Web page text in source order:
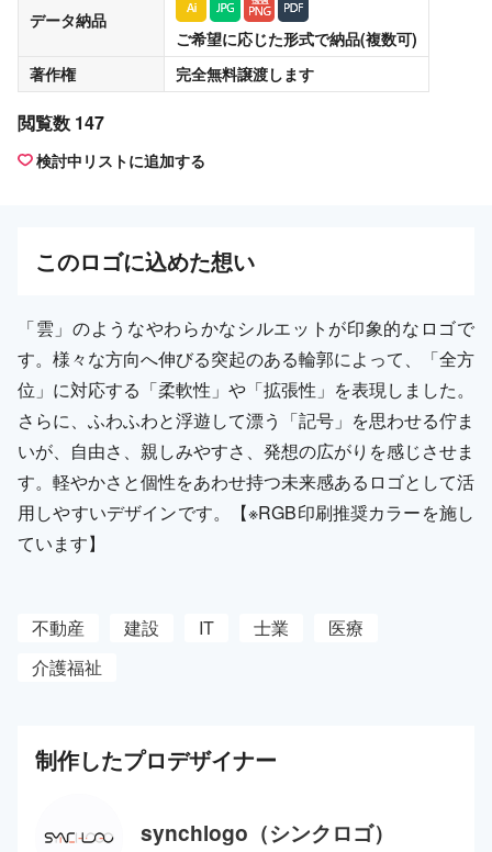
データ納品
ご希望に応じた形式で納品(複数可)
著作権
完全無料譲渡します
閲覧数 147
検討中リストに追加する
このロゴに込めた想い
「雲」のようなやわらかなシルエットが印象的なロゴで
す。様々な方向へ伸びる突起のある輪郭によって、「全方
位」に対応する「柔軟性」や「拡張性」を表現しました。
さらに、ふわふわと浮遊して漂う「記号」を思わせる佇ま
いが、自由さ、親しみやすさ、発想の広がりを感じさせま
す。軽やかさと個性をあわせ持つ未来感あるロゴとして活
用しやすいデザインです。【※RGB印刷推奨カラーを施し
ています】
不動産 建設 IT 士業
医療
介護福祉
制作したプロデザイナー
synchlogo（シンクロゴ）